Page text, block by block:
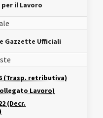
per il Lavoro
Gazzette Ufficiali
(Trasp. retributiva)
Lavoro)
(Decr.